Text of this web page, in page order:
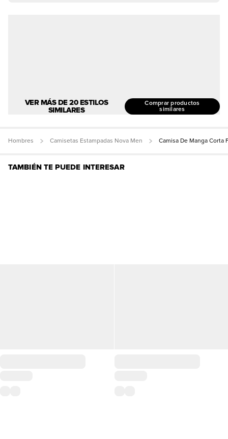
VER MÁS DE 20 ESTILOS
SIMILARES
Comprar productos
similares
Hombres Camisetas Estampadas Nova Men Camisa De Manga Corta
TAMBIÉN TE PUEDE INTERESAR